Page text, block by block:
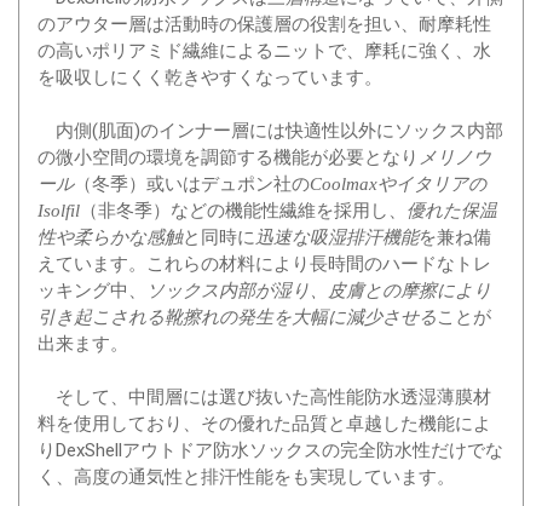
のアウター層は活動時の保護層の役割を担い、耐摩耗性
の高いポリアミド繊維によるニットで、摩耗に強く、水
を吸収しにくく乾きやすくなっています。
内側(肌面)のインナー層には快適性以外にソックス内部
の微小空間の環境を調節する機能が必要となり メリノウ
ール（冬季）或いはデュポン社のCoolmaxやイタリアの
Isolfil （非冬季）などの機能性繊維を採用し、
優れた保温
性や柔らかな感触と同時に迅速な吸湿排汗機能を兼ね備
えています。これらの材料により長時間のハードなトレ
ッキング中、
ソックス内部が湿り、皮膚との摩擦により
引き起こされる靴擦れの発生を大幅に減少させることが
出来ます。
そして、中間層には選び抜いた高性能防水透湿薄膜材
料を使用しており、その優れた品質と卓越した機能によ
りDexShellアウトドア防水ソックスの完全防水性だけでな
く、高度の通気性と排汗性能をも実現しています。